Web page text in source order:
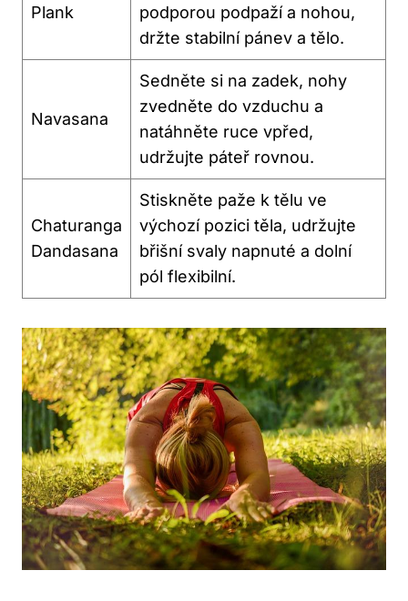
Plank
podporou podpaží a nohou,
‌držte stabilní pánev⁤ a tělo.
Navasana
Sedněte si na zadek, nohy
zvedněte do vzduchu‍ a
natáhněte ruce vpřed,
udržujte ⁣páteř ⁢rovnou.
Chaturanga
Dandasana
Stiskněte paže k tělu ve
výchozí pozici těla, udržujte
břišní‌ svaly napnuté a ‌dolní
pól flexibilní.